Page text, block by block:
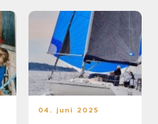
04. juni 2025